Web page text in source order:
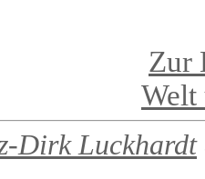
Zur
Welt
Dirk Luckhardt